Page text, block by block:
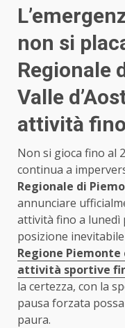
non si
Regionale
Valle
attività
Non si gioca fino al
continua a
Regionale di
annunciare
attività fino a lunedì
posizione
Regione Piemonte
attività sportive
la certezza, con la
pausa forzata
paura.